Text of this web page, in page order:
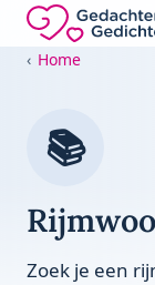
Direct naar de
Gedachten-
Home
📚
Zoek je een